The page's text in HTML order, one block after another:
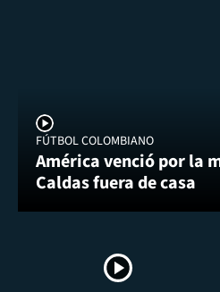
FÚTBOL COLOMBIANO
América venció por la
Caldas fuera de casa